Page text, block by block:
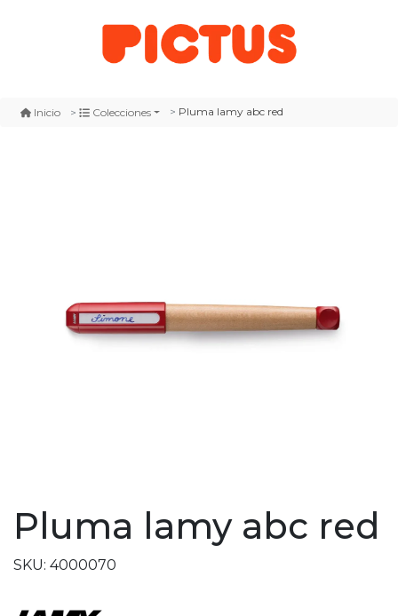
Inicio Colecciones Pluma lamy abc red
Pluma lamy abc red
SKU: 4000070